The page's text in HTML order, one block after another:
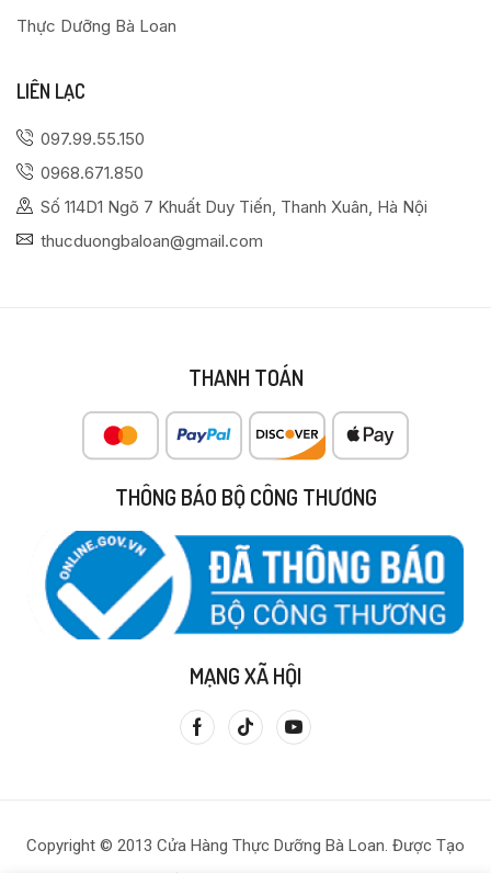
Thực Dưỡng Bà Loan
LIÊN LẠC
097.99.55.150
0968.671.850
Số 114D1 Ngõ 7 Khuất Duy Tiến, Thanh Xuân, Hà Nội
thucduongbaloan@gmail.com
THANH TOÁN
THÔNG BÁO BỘ CÔNG THƯƠNG
MẠNG XÃ HỘI
Copyright © 2013 Cửa Hàng Thực Dưỡng Bà Loan. Được Tạo